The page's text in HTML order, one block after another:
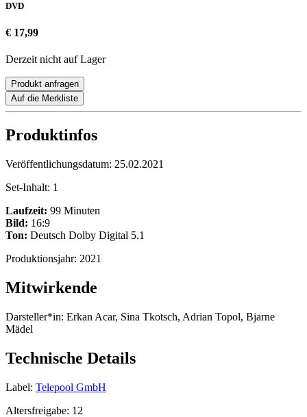
DVD
€ 17,99
Derzeit nicht auf Lager
Produkt anfragen
Auf die Merkliste
Produktinfos
Veröffentlichungsdatum: 25.02.2021
Set-Inhalt: 1
Laufzeit: 99 Minuten
Bild: 16:9
Ton: Deutsch Dolby Digital 5.1
Produktionsjahr: 2021
Mitwirkende
Darsteller*in: Erkan Acar, Sina Tkotsch, Adrian Topol, Bjarne
Mädel
Technische Details
Label: Telepool GmbH
Altersfreigabe: 12